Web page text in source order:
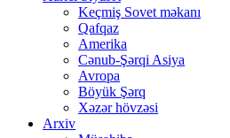
Keçmiş Sovet məkanı
Qafqaz
Amerika
Cənub-Şərqi Asiya
Avropa
Böyük Şərq
Xəzər hövzəsi
Arxiv